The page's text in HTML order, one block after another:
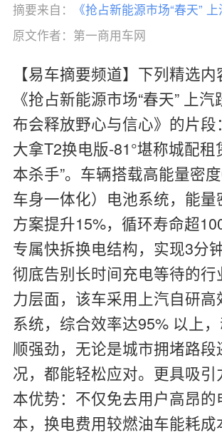
摘要来自： 《
原文作者： 第一商用车网
【易车摘要频道】下列精选
《抢占新能源市场“春天” 上
布会释放野心与信心》的片段：
大拿T2换电版-81°堪称城配租
本杀手”。车辆搭载高能量密
车身一体化）电池系统，能量
方案提升15%，循环寿命超
专属快拆换电结构，实现3分
彻底告别长时间充电等待的行
力层面，该车采用上汽自研高
系统，综合效率达95% 以上
顺强劲，无论是城市拥堵路段
况，都能轻松应对。更具吸引
本优势：不仅免去用户高昂的
本，换电费用较燃油车能耗成